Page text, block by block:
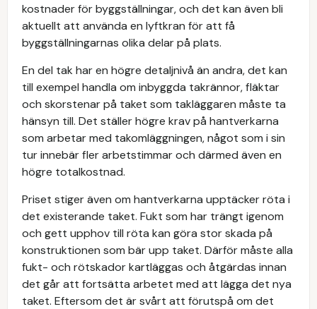
kostnader för byggställningar, och det kan även bli
aktuellt att använda en lyftkran för att få
byggställningarnas olika delar på plats.
En del tak har en högre detaljnivå än andra, det kan
till exempel handla om inbyggda takrännor, fläktar
och skorstenar på taket som takläggaren måste ta
hänsyn till. Det ställer högre krav på hantverkarna
som arbetar med takomläggningen, något som i sin
tur innebär fler arbetstimmar och därmed även en
högre totalkostnad.
Priset stiger även om hantverkarna upptäcker röta i
det existerande taket. Fukt som har trängt igenom
och gett upphov till röta kan göra stor skada på
konstruktionen som bär upp taket. Därför måste alla
fukt- och rötskador kartläggas och åtgärdas innan
det går att fortsätta arbetet med att lägga det nya
taket. Eftersom det är svårt att förutspå om det